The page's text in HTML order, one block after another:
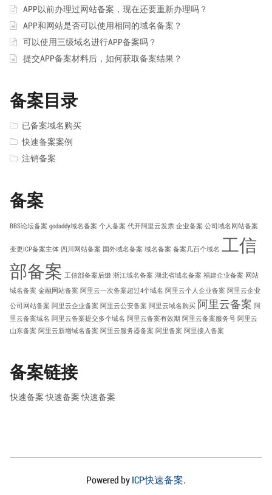
APP以前办理过网站备案，现在还要重新办理吗？
APP和网站是否可以使用相同的域名备案？
可以使用三级域名进行APP备案吗？
提交APP备案材料后，如何获取备案结果？
备案目录
已备案域名购买
快速备案案例
注销备案
备案
BBS论坛备案 godaddy域名备案 个人备案 代开阿里云发票 企业备案 公司域名网站备案
变更ICP备案主体 四川网站备案 国外域名备案 域名备案 备案几百个域名 工信
部备案 工信部备案后缀 浙江域名备案 湖北省域名备案 福建企业备案 网站
域名备案 金融网站备案 阿里云一次备案超过4个域名 阿里云个人企业备案 阿里云企业
公司网站备案 阿里云企业备案 阿里云公安备案 阿里云域名购买 阿里云备案 阿
里云备案域名 阿里云备案提交多个域名 阿里云备案有效期 阿里云备案服务号 阿里云
山东备案 阿里云新增域名备案 阿里云服务器备案 阿里备案 阿里接入备案
备案链接
快速备案 快速备案 快速备案
Powered byICP快速备案.